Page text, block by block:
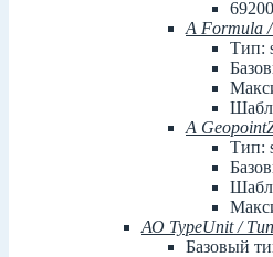
А Formula
Тип:
А
Тип:
АО TypeUnit /
Базовый